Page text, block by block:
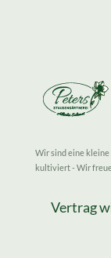
Wir sind eine
kultiviert - Wir
Vertrag